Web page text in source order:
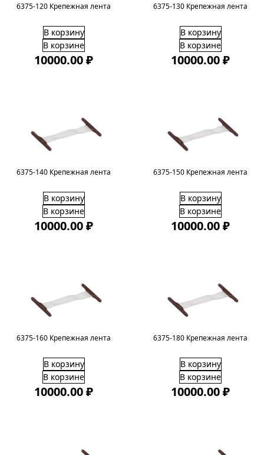
6375-120 Крепежная лента
В корзину
В корзине
10000.00 ₽
6375-130 Крепежная лента
В корзину
В корзине
10000.00 ₽
6375-140 Крепежная лента
В корзину
В корзине
10000.00 ₽
6375-150 Крепежная лента
В корзину
В корзине
10000.00 ₽
6375-160 Крепежная лента
В корзину
В корзине
10000.00 ₽
6375-180 Крепежная лента
В корзину
В корзине
10000.00 ₽